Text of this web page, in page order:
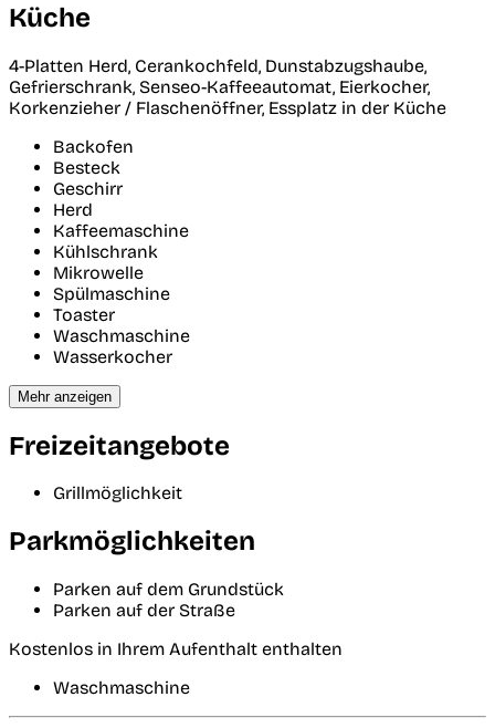
Küche
4-Platten Herd, Cerankochfeld, Dunstabzugshaube,
Gefrierschrank, Senseo-Kaffeeautomat, Eierkocher,
Korkenzieher / Flaschenöffner, Essplatz in der Küche
Backofen
Besteck
Geschirr
Herd
Kaffeemaschine
Kühlschrank
Mikrowelle
Spülmaschine
Toaster
Waschmaschine
Wasserkocher
Mehr anzeigen
Freizeitangebote
Grillmöglichkeit
Parkmöglichkeiten
Parken auf dem Grundstück
Parken auf der Straße
Kostenlos in Ihrem Aufenthalt enthalten
Waschmaschine